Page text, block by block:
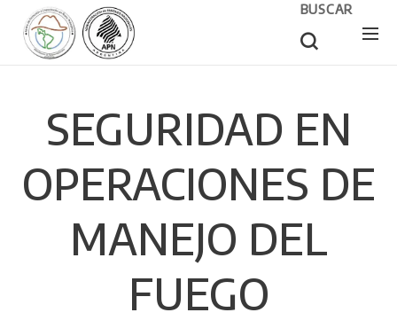
BUSCAR
SEGURIDAD EN
OPERACIONES DE
MANEJO DEL
FUEGO